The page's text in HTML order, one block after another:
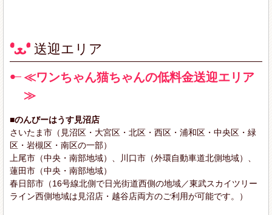
送迎エリア
≪ワンちゃん猫ちゃんの低料金送迎エリア
≫
■のんびーはうす見沼店
さいたま市（見沼区・大宮区・北区・西区・浦和区・中央区・緑
区・岩槻区・南区の一部）
上尾市（中央・南部地域）、川口市（外環自動車道北側地域）、
蓮田市（中央・南部地域）
春日部市（16号線北側で日光街道西側の地域／東武スカイツリー
ライン西側地域は見沼店・越谷店両方のご利用が可能です。）